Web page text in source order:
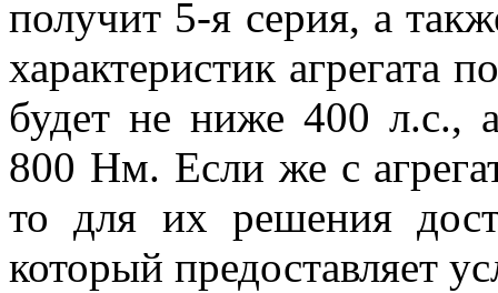
получит 5-я серия, а
характеристик агрегата
будет не ниже 400 л.с.,
800 Нм. Если же с
то для их решения
который предоставляет